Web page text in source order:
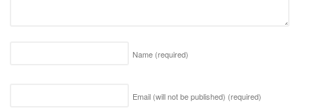
Name (required)
Email (will not be published) (required)